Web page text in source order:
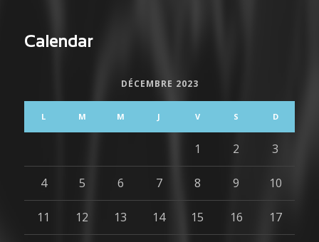
Calendar
DÉCEMBRE 2023
L M M J V S D
1 2 3
4 5 6 7 8 9 10
11 12 13 14 15 16 17